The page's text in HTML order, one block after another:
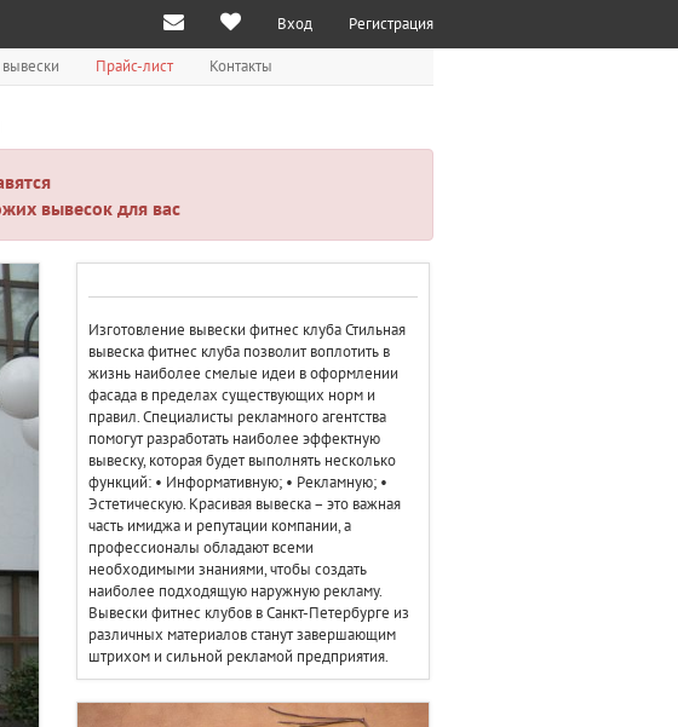
Вход Регистрация
Прайс-лист Контакты
вывесок для вас
Изготовление вывески фитнес клуба Стильная
вывеска фитнес клуба позволит воплотить в
жизнь наиболее смелые идеи в оформлении
фасада в пределах существующих норм и
правил. Специалисты рекламного агентства
помогут разработать наиболее эффектную
вывеску, которая будет выполнять несколько
функций: • Информативную; • Рекламную; •
Эстетическую. Красивая вывеска – это важная
часть имиджа и репутации компании, а
профессионалы обладают всеми
необходимыми знаниями, чтобы создать
наиболее подходящую наружную рекламу.
Вывески фитнес клубов в Санкт-Петербурге из
различных материалов станут завершающим
штрихом и сильной рекламой предприятия.